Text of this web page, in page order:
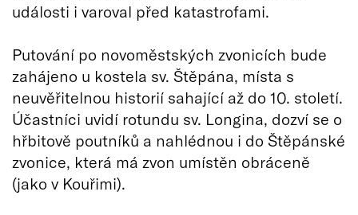
události i varoval před katastrofami.
Putování po novoměstských zvonicích bude
zahájeno u kostela sv. Štěpána, místa s
neuvěřitelnou historií sahající až do 10. století.
Účastníci uvidí rotundu sv. Longina, dozví se o
hřbitově poutníků a nahlédnou i do Štěpánské
zvonice, která má zvon umístěn obráceně
(jako v Kouřimi).